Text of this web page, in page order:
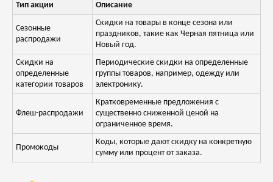
Тип акции Описание
Сезонные
распродажи
Скидки на товары в конце сезона или
праздников, такие как Черная пятница или
Новый год.
Скидки на
определенные
категории товаров
Периодические скидки на определенные
группы товаров, например, одежду или
электронику.
Флеш-распродажи
Кратковременные предложения с
существенно сниженной ценой на
ограниченное время.
Промокоды
Коды, которые дают скидку на конкретную
сумму или процент от заказа.